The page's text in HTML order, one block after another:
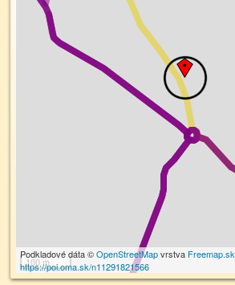
100 m
Podkladové dáta ©OpenStreetMapvrstva Freemap.sk
https://poi.oma.sk/n11291821566